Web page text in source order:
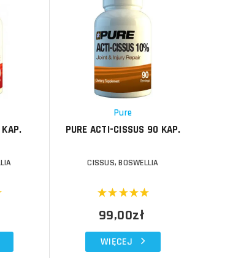
Pure
PURE ACTI-CISSUS 90 KAP.
CISSUS, BOSWELLIA
99,00zł
WIĘCEJ